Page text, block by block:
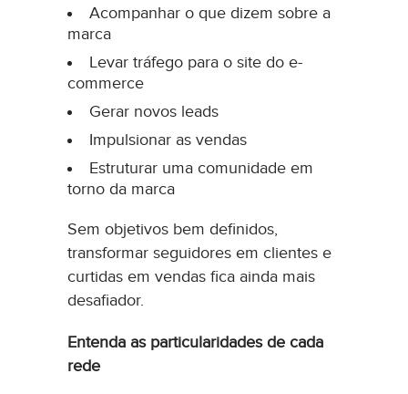
Acompanhar o que dizem sobre a
marca
Levar tráfego para o site do e-
commerce
Gerar novos leads
Impulsionar as vendas
Estruturar uma comunidade em
torno da marca
Sem objetivos bem definidos,
transformar seguidores em clientes e
curtidas em vendas fica ainda mais
desafiador.
Entenda as particularidades de cada
rede